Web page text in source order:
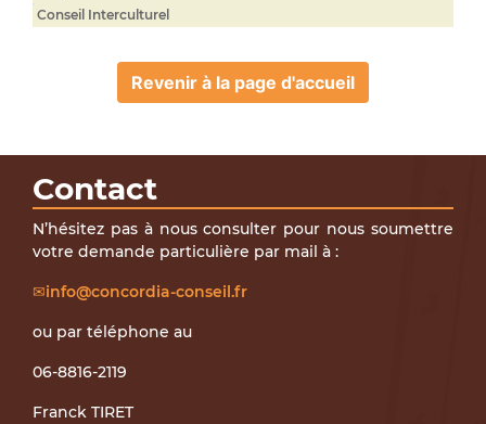
Conseil Interculturel
Revenir à la page d'accueil
Contact
N’hésitez pas à nous consulter pour nous soumettre
votre demande particulière par mail à :
info@concordia-conseil.fr
ou par téléphone au
06-8816-2119
Franck TIRET